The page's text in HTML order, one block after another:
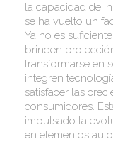
la capacidad de
se ha vuelto un
Ya no es
brinden
transformarse en
integren
satisfacer las
consumidores.
impulsado la
en elementos